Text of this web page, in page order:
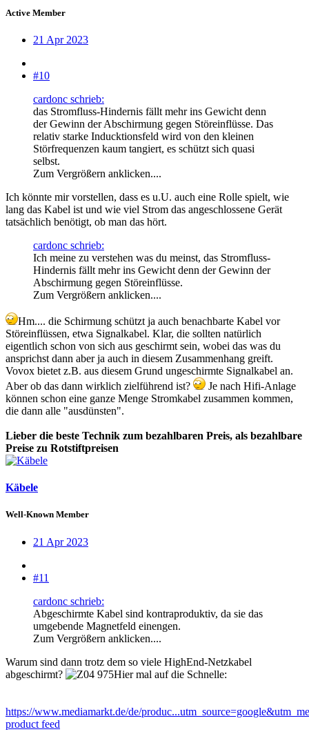
Active Member
21 Apr 2023
#10
cardonc schrieb:
das Stromfluss-Hindernis fällt mehr ins Gewicht denn
der Gewinn der Abschirmung gegen Störeinflüsse. Das
relativ starke Inducktionsfeld wird von den kleinen
Störfrequenzen kaum tangiert, es schützt sich quasi
selbst.
Zum Vergrößern anklicken....
Ich könnte mir vorstellen, dass es u.U. auch eine Rolle spielt, wie
lang das Kabel ist und wie viel Strom das angeschlossene Gerät
tatsächlich benötigt, ob man das hört.
cardonc schrieb:
Ich meine zu verstehen was du meinst, das Stromfluss-
Hindernis fällt mehr ins Gewicht denn der Gewinn der
Abschirmung gegen Störeinflüsse.
Zum Vergrößern anklicken....
Hm.... die Schirmung schützt ja auch benachbarte Kabel vor
Störeinflüssen, etwa Signalkabel. Klar, die sollten natürlich
eigentlich schon von sich aus geschirmt sein, wobei das was du
ansprichst dann aber ja auch in diesem Zusammenhang greift.
Vovox bietet z.B. aus diesem Grund ungeschirmte Signalkabel an.
Aber ob das dann wirklich zielführend ist?
Je nach Hifi-Anlage
können schon eine ganze Menge Stromkabel zusammen kommen,
die dann alle "ausdünsten".
Lieber die beste Technik zum bezahlbaren Preis, als bezahlbare
Preise zu Rotstiftpreisen
Käbele
Well-Known Member
21 Apr 2023
#11
cardonc schrieb:
Abgeschirmte Kabel sind kontraproduktiv, da sie das
umgebende Magnetfeld einengen.
Zum Vergrößern anklicken....
Warum sind dann trotz dem so viele HighEnd-Netzkabel
abgeschirmt?
Hier mal auf die Schnelle:
https://www.mediamarkt.de/de/
product feed